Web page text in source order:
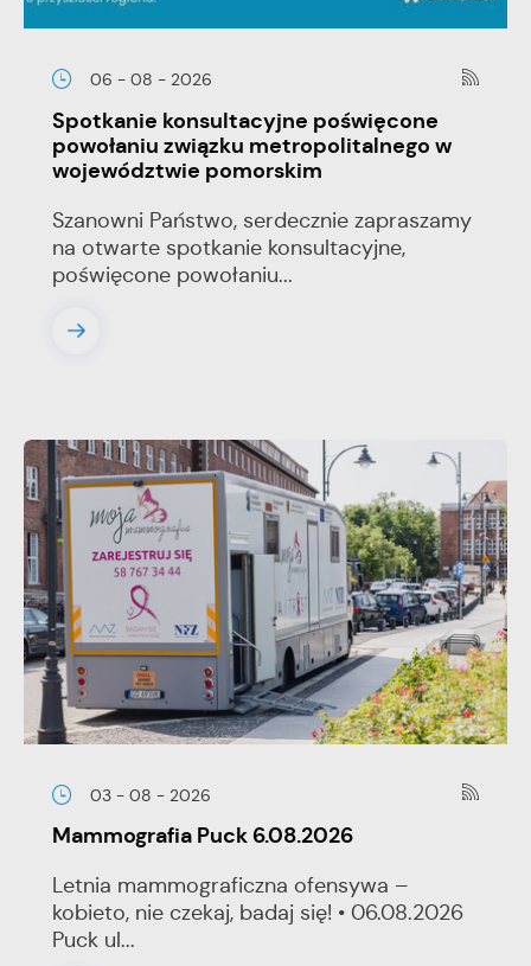
06 - 08 - 2026
Spotkanie konsultacyjne poświęcone
powołaniu związku metropolitalnego w
województwie pomorskim
Szanowni Państwo, serdecznie zapraszamy
na otwarte spotkanie konsultacyjne,
poświęcone powołaniu...
03 - 08 - 2026
Mammografia Puck 6.08.2026
Letnia mammograficzna ofensywa –
kobieto, nie czekaj, badaj się! • 06.08.2026
Puck ul...